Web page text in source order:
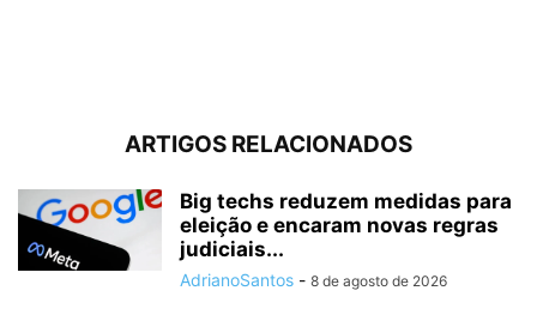
ARTIGOS RELACIONADOS
Big techs reduzem medidas para
eleição e encaram novas regras
judiciais...
AdrianoSantos - 8 de agosto de 2026